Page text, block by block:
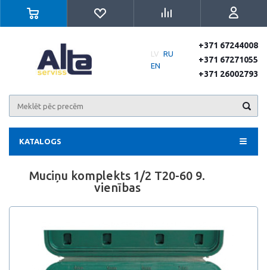
LV RU
EN
+371 67244008
+371 67271055
+371 26002793
KATALOGS
Muciņu komplekts 1/2 T20-60 9.
vienības